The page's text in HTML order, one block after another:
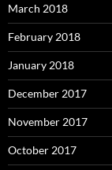
March 2018
February 2018
January 2018
December 2017
November 2017
October 2017